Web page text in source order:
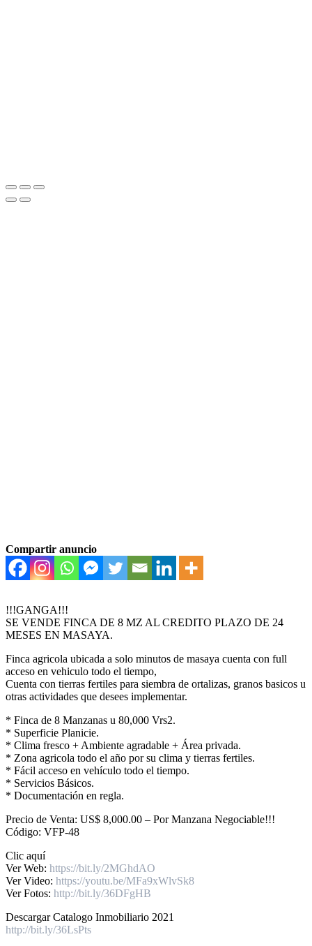
Compartir anuncio
!!!GANGA!!!
SE VENDE FINCA DE 8 MZ AL CREDITO PLAZO DE 24
MESES EN MASAYA.
Finca agricola ubicada a solo minutos de masaya cuenta con full
acceso en vehiculo todo el tiempo,
Cuenta con tierras fertiles para siembra de ortalizas, granos basicos u
otras actividades que desees implementar.
* Finca de 8 Manzanas u 80,000 Vrs2.
* Superficie Planicie.
* Clima fresco + Ambiente agradable + Área privada.
* Zona agricola todo el año por su clima y tierras fertiles.
* Fácil acceso en vehículo todo el tiempo.
* Servicios Básicos.
* Documentación en regla.
Precio de Venta: US$ 8,000.00 – Por Manzana Negociable!!!
Código: VFP-48
Clic aquí
Ver Web: https://bit.ly/2MGhdAO
Ver Video: https://youtu.be/MFa9xWlvSk8
Ver Fotos: http://bit.ly/36DFgHB
Descargar Catalogo Inmobiliario 2021
http://bit.ly/36LsPts